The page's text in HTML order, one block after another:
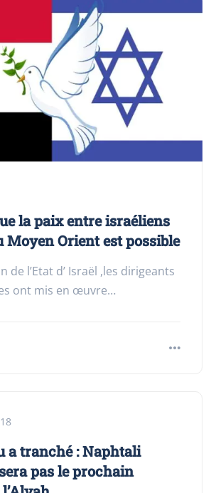
la paix entre israéliens
Moyen Orient est possible
de l’Etat d’ Israël ,les dirigeants
ont mis en œuvre…
a tranché : Naphtali
pas le prochain